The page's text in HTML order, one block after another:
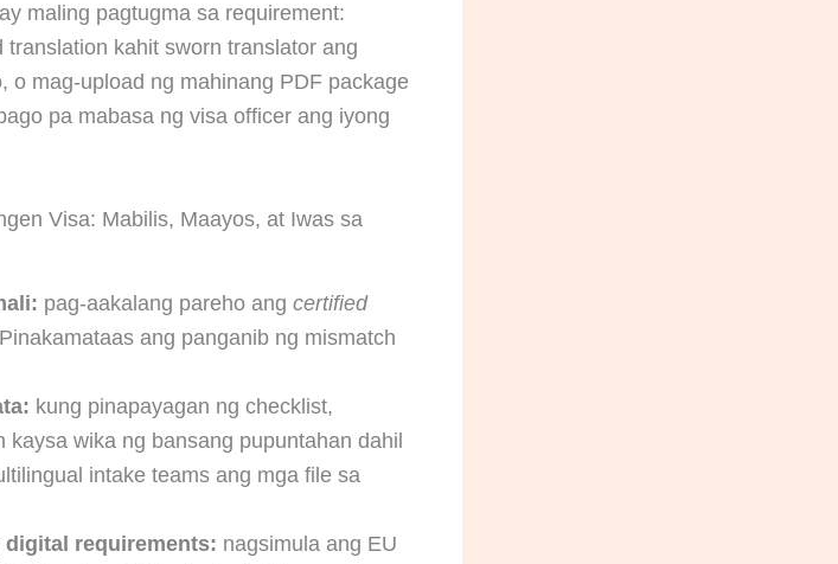
maling pagtugma sa requirement:
kahit sworn translator ang
o mag-upload ng mahinang PDF package
pa mabasa ng visa officer ang iyong
Visa: Mabilis, Maayos, at Iwas sa
pag-aakalang pareho ang certified
ang panganib ng mismatch
kung pinapayagan ng checklist,
kaysa wika ng bansang pupuntahan dahil
intake teams ang mga file sa
digital requirements: nagsimula ang EU